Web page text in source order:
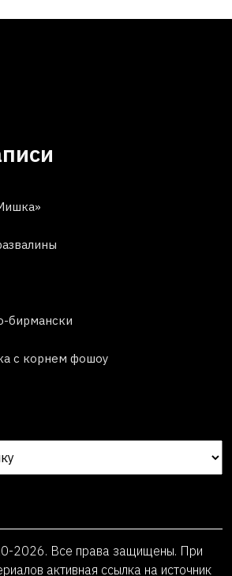
бирмански
с корнем фошоу
2026. Все права защищены. При
активная ссылка на источник